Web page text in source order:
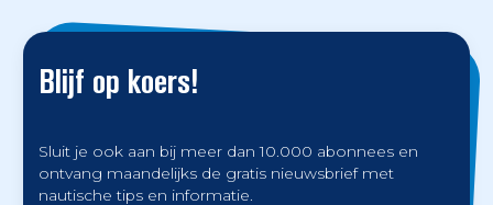
Blijf op koers!
Sluit je ook aan bij meer dan 10.000 abonnees en
ontvang maandelijks de gratis nieuwsbrief met
nautische tips en informatie.